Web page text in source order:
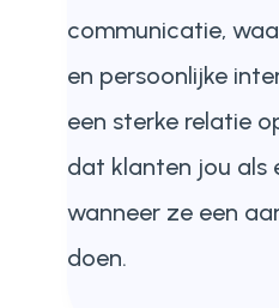
communicatie,
en persoonlijke
een sterke relatie
dat klanten jou als
wanneer ze een
doen.